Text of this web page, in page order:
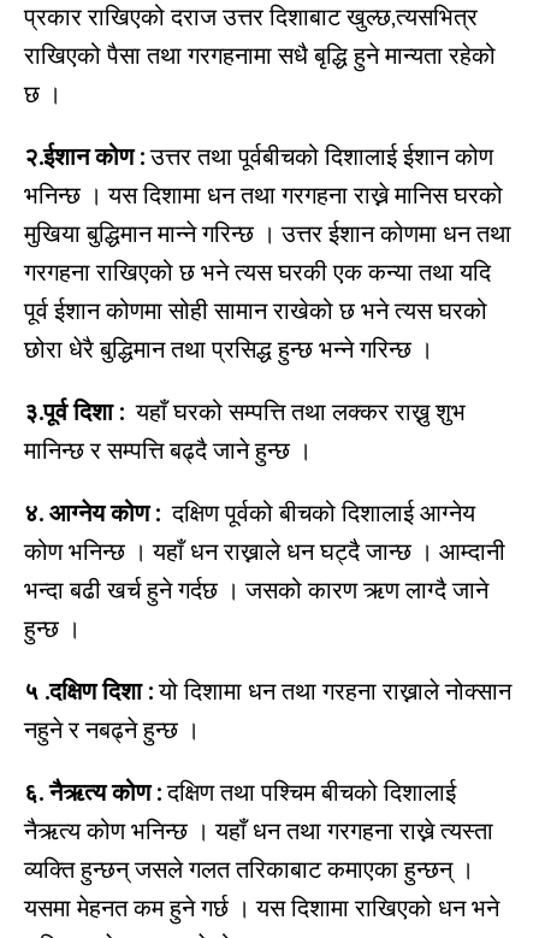
प्रकार राखिएको दराज उत्तर दिशाबाट खुल्छ,त्यसभित्र
राखिएको पैसा तथा गरगहनामा सधै बृद्धि हुने मान्यता रहेको
छ ।
२.ईशान कोण :उत्तर तथा पूर्वबीचको दिशालाई ईशान कोण
भनिन्छ । यस दिशामा धन तथा गरगहना राख्ने मानिस घरको
मुखिया बुद्धिमान मान्ने गरिन्छ । उत्तर ईशान कोणमा धन तथा
गरगहना राखिएको छ भने त्यस घरकी एक कन्या तथा यदि
पूर्व ईशान कोणमा सोही सामान राखेको छ भने त्यस घरको
छोरा धेरै बुद्धिमान तथा प्रसिद्ध हुन्छ भन्ने गरिन्छ ।
३.पूर्व दिशा : यहाँ घरको सम्पत्ति तथा लक्कर राख्नु शुभ
मानिन्छ र सम्पत्ति बढ्दै जाने हुन्छ ।
४. आग्नेय कोण : दक्षिण पूर्वको बीचको दिशालाई आग्नेय
कोण भनिन्छ । यहाँ धन राख्नाले धन घट्दै जान्छ । आम्दानी
भन्दा बढी खर्च हुने गर्दछ । जसको कारण ऋण लाग्दै जाने
हुन्छ ।
५ .दक्षिण दिशा :यो दिशामा धन तथा गरहना राख्नाले नोक्सान
नहुने र नबढ्ने हुन्छ ।
६. नैऋत्य कोण :दक्षिण तथा पश्चिम बीचको दिशालाई
नैऋत्य कोण भनिन्छ । यहाँ धन तथा गरगहना राख्ने त्यस्ता
व्यक्ति हुन्छन् जसले गलत तरिकाबाट कमाएका हुन्छन् ।
यसमा मेहनत कम हुने गर्छ । यस दिशामा राखिएको धन भने